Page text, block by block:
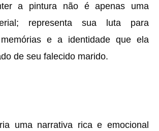
a pintura não é apenas uma
representa sua luta para
e a identidade que ela
de seu falecido marido.
uma narrativa rica e emocional